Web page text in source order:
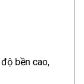
bền cao,